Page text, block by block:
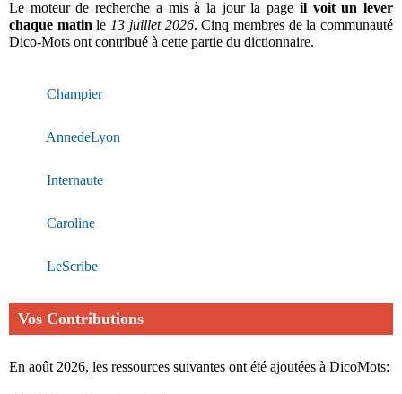
Le moteur de recherche a mis à la jour la page il voit un lever
chaque matin le 13 juillet 2026. Cinq membres de la communauté
Dico-Mots ont contribué à cette partie du dictionnaire.
Champier
AnnedeLyon
Internaute
Caroline
LeScribe
Vos Contributions
En août 2026, les ressources suivantes ont été ajoutées à DicoMots: